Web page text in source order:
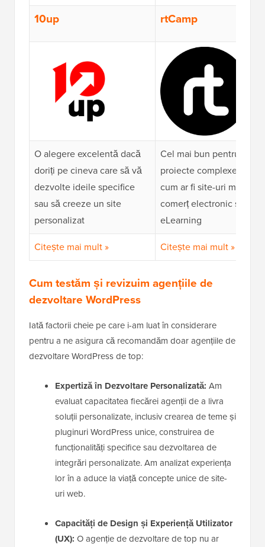
10up rtCamp
O alegere excelentă dacă
doriți pe cineva care să vă
dezvolte ideile specifice
sau să creeze un site
personalizat
Cel mai bun pentru
proiecte complexe,
cum ar fi site-uri mari de
comerț electronic sau
eLearning
Citește mai mult »
Citește mai mult »
Cum testăm și revizuim agențiile de
dezvoltare WordPress
Iată factorii cheie pe care i-am luat în considerare
pentru a ne asigura că recomandăm doar agențiile de
dezvoltare WordPress de top:
Expertiză în Dezvoltare Personalizată: Am
evaluat capacitatea fiecărei agenții de a livra
soluții personalizate, inclusiv crearea de teme și
pluginuri WordPress unice, construirea de
funcționalități specifice sau dezvoltarea de
integrări personalizate. Am analizat experiența
lor în a aduce la viață concepte unice de site-
uri web.
Capacități de Design și Experiență Utilizator
(UX): O agenție de dezvoltare de top nu ar